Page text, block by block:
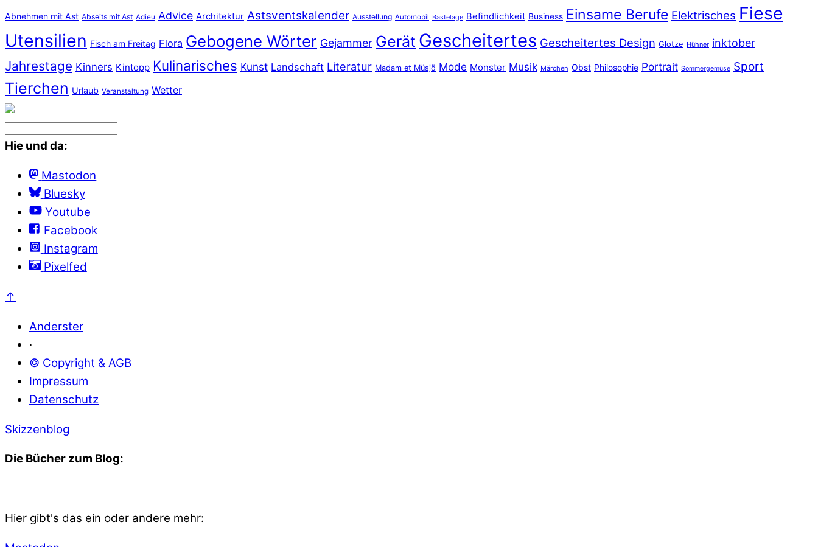
Abnehmen mit Ast Abseits mit Ast Adieu Advice Architektur Astsventskalender Ausstellung Automobil Bastelage Befindlichkeit Business Einsame Berufe Elektrisches Fiese
Utensilien Fisch am Freitag Flora Gebogene Wörter Gejammer Gerät Gescheitertes Gescheitertes Design Glotze Hühner inktober
Jahrestage Kinners Kintopp Kulinarisches Kunst Landschaft Literatur Madam et Müsjö Mode Monster Musik Märchen Obst Philosophie Portrait Sommergemüse Sport
Tierchen Urlaub Veranstaltung Wetter
Hie und da:
Mastodon
Bluesky
Youtube
Facebook
Instagram
Pixelfed
↑
Anderster
·
© Copyright & AGB
Impressum
Datenschutz
Skizzenblog
Die Bücher zum Blog:
Hier gibt's das ein oder andere mehr: